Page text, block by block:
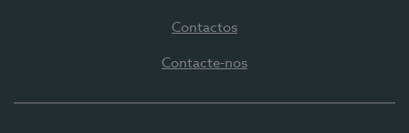
Contactos
Contacte-nos